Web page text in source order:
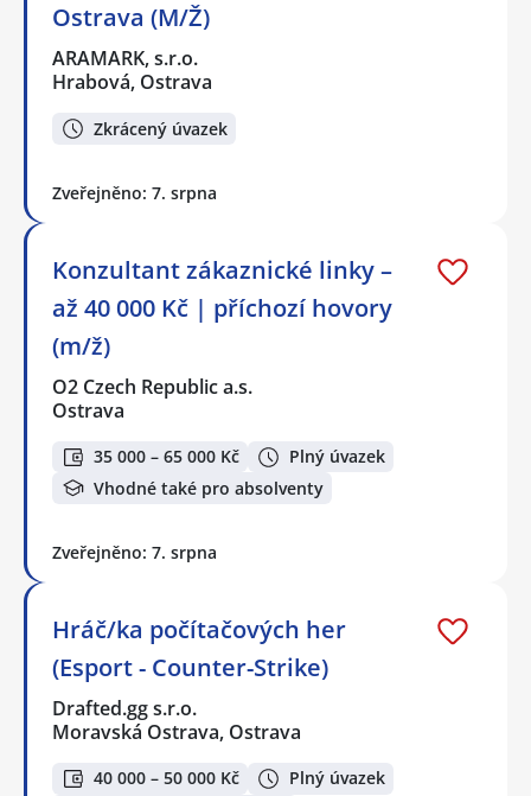
Ostrava (M/Ž)
ARAMARK, s.r.o.
Hrabová, Ostrava
Zkrácený úvazek
Zveřejněno: 7. srpna
Konzultant zákaznické linky –
až 40 000 Kč | příchozí hovory
(m/ž)
O2 Czech Republic a.s.
Ostrava
35 000 – 65 000 Kč
Plný úvazek
Vhodné také pro absolventy
Zveřejněno: 7. srpna
Hráč/ka počítačových her
(Esport - Counter-Strike)
Drafted.gg s.r.o.
Moravská Ostrava, Ostrava
40 000 – 50 000 Kč
Plný úvazek